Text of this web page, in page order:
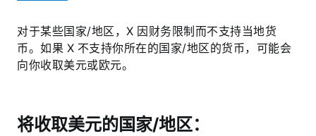
对于某些国家/地区，X 因财务限制而不支持当地货
币。如果 X 不支持你所在的国家/地区的货币，可能会
向你收取美元或欧元。
将收取美元的国家/地区：